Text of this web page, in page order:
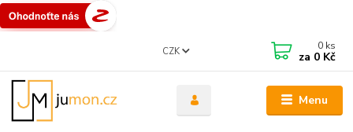
Menu
CZK 0 ks
za 0 Kč